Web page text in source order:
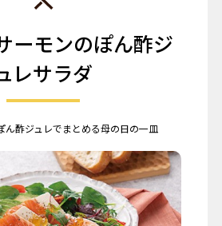
ーモンのぽん酢ジ
レサラダ
ん酢ジュレでまとめる母の日の一皿